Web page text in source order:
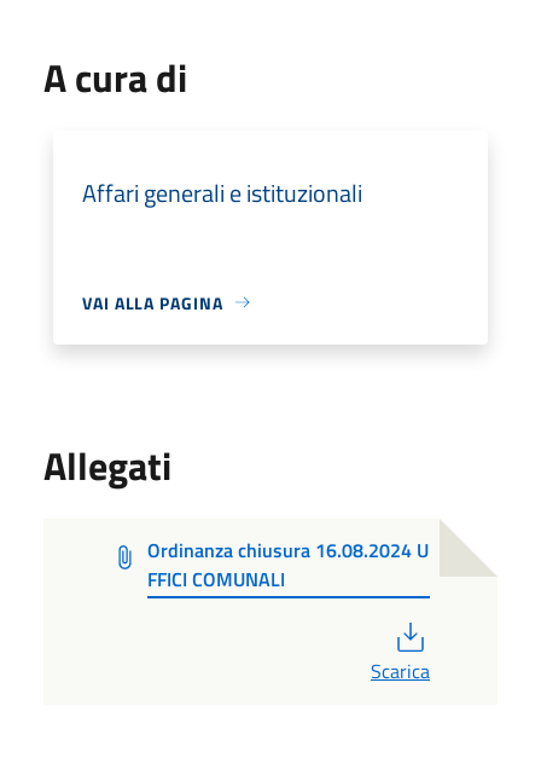
A cura di
Affari generali e istituzionali
VAI ALLA PAGINA
Allegati
Ordinanza chiusura 16.08.2024 U
FFICI COMUNALI
Scarica